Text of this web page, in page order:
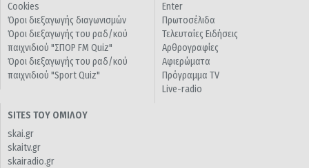
Cookies
Όροι διεξαγωγής διαγωνισμών
Όροι διεξαγωγής του ραδ/κού
παιχνιδιού "ΣΠΟΡ FM Quiz"
Όροι διεξαγωγής του ραδ/κού
παιχνιδιού "Sport Quiz"
Enter
Πρωτοσέλιδα
Τελευταίες Ειδήσεις
Αρθρογραφίες
Αφιερώματα
Πρόγραμμα TV
Live-radio
SITES ΤΟΥ ΟΜΙΛΟΥ
skai.gr
skaitv.gr
skairadio.gr